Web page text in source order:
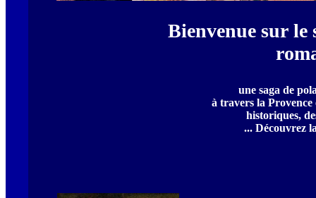
Bienvenue sur
une saga de
à travers la Provence
historiques,
... Découvrez